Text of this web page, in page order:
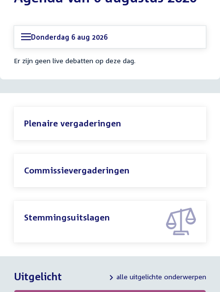
Donderdag 6 aug 2026
Er zijn geen live debatten op deze dag.
Plenaire vergaderingen
Commissievergaderingen
Stemmingsuitslagen
Uitgelicht alle uitgelichte onderwerpen